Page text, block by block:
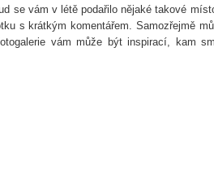
se vám v létě podařilo nějaké takové
s krátkým komentářem. Samozřejmě
vám může být inspirací, kam